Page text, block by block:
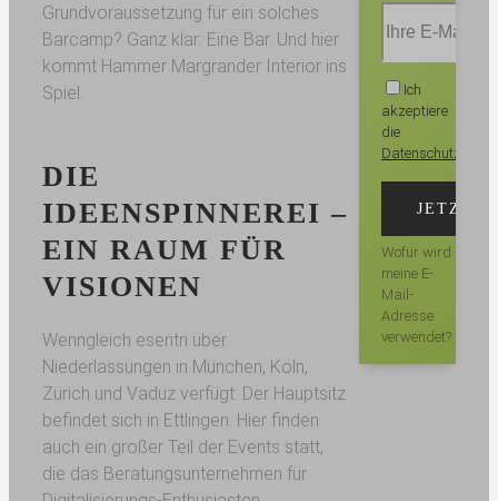
Grundvoraussetzung für ein solches
Barcamp? Ganz klar: Eine Bar. Und hier
kommt Hammer Margrander Interior ins
Spiel.
DIE
IDEENSPINNEREI –
EIN RAUM FÜR
VISIONEN
Wenngleich esentri über
Niederlassungen in München, Köln,
Zürich und Vaduz verfügt: Der Hauptsitz
befindet sich in Ettlingen. Hier finden
auch ein großer Teil der Events statt,
die das Beratungsunternehmen für
Ich
akzeptiere
die
Wofür wird
meine E-
Mail-
Adresse
verwendet?